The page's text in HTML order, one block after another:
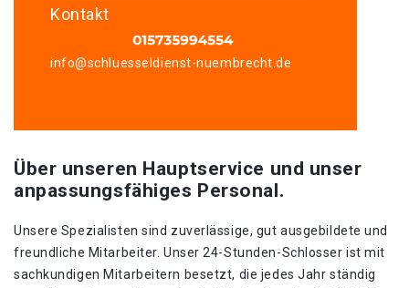
Kontakt
info@schluesseldienst-nuembrecht.de
Über unseren Hauptservice und unser
anpassungsfähiges Personal.
Unsere Spezialisten sind zuverlässige, gut ausgebildete und
freundliche Mitarbeiter. Unser 24-Stunden-Schlosser ist mit
sachkundigen Mitarbeitern besetzt, die jedes Jahr ständig